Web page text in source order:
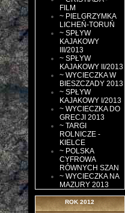
FILM
~ PIELGRZYMKA
LICHEŃ-TORUŃ
~ SPŁYW
KAJAKOWY
III/2013
~ SPŁYW
KAJAKOWY II/2013
~ WYCIECZKA W
BIESZCZADY 2013
~ SPŁYW
KAJAKOWY I/2013
~ WYCIECZKA DO
GRECJI 2013
~ TARGI
ROLNICZE -
KIELCE
~ POLSKA
CYFROWA
RÓWNYCH SZAN
~ WYCIECZKA NA
MAZURY 2013
ROK 2012